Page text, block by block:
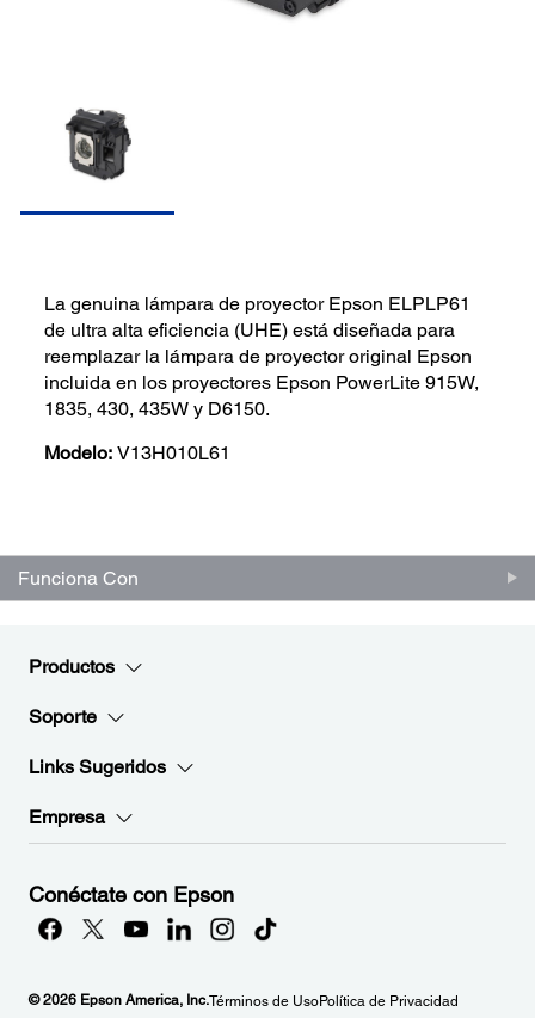
La genuina lámpara de proyector Epson ELPLP61
de ultra alta eficiencia (UHE) está diseñada para
reemplazar la lámpara de proyector original Epson
incluida en los proyectores Epson PowerLite 915W,
1835, 430, 435W y D6150.
Modelo: V13H010L61
Funciona Con
Productos
Soporte
Links Sugeridos
Empresa
Conéctate con Epson
© 2026 Epson America, Inc.Términos de UsoPolítica de Privacidad